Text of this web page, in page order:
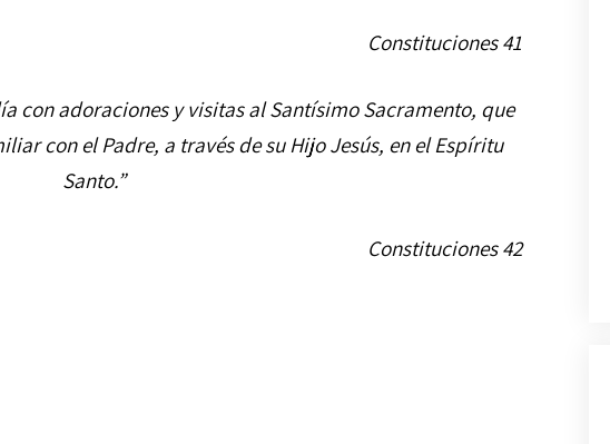
Constituciones 41
con adoraciones y visitas al Santísimo Sacramento, que
con el Padre, a través de su Hijo Jesús, en el Espíritu
Santo.”
Constituciones 42